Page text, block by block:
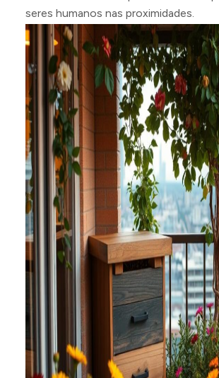
seres humanos nas proximidades.